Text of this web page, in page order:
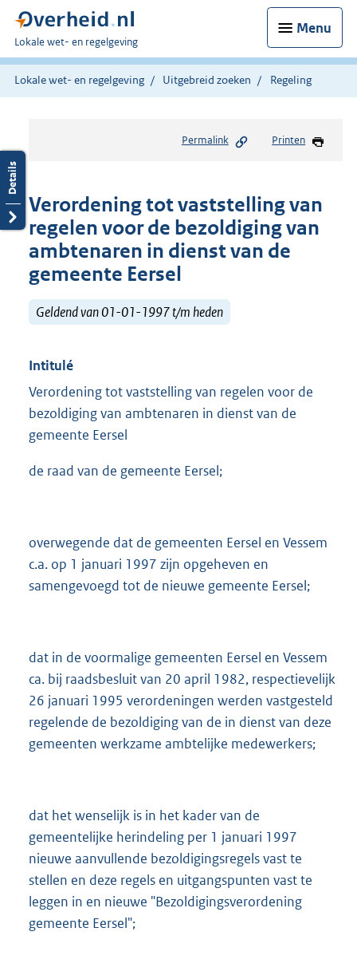
Menu
U
bent
hier:
Lokale wet- en regelgeving
Lokale wet- en regelgeving Uitgebreid zoeken Regeling
Permalink Printen
Verordening tot vaststelling van
regelen voor de bezoldiging van
ambtenaren in dienst van de
gemeente Eersel
Geldend van 01-01-1997 t/m heden
Intitulé
Verordening tot vaststelling van regelen voor de
bezoldiging van ambtenaren in dienst van de
gemeente Eersel
de raad van de gemeente Eersel;
overwegende dat de gemeenten Eersel en Vessem
c.a. op 1 januari 1997 zijn opgeheven en
samengevoegd tot de nieuwe gemeente Eersel;
dat in de voormalige gemeenten Eersel en Vessem
ca. bij raadsbesluit van 20 april 1982, respectievelijk
26 januari 1995 verordeningen werden vastgesteld
regelende de bezoldiging van de in dienst van deze
gemeenten werkzame ambtelijke medewerkers;
dat het wenselijk is in het kader van de
gemeentelijke herindeling per 1 januari 1997
nieuwe aanvullende bezoldigingsregels vast te
stellen en deze regels en uitgangspunten vast te
leggen in en nieuwe "Bezoldigingsverordening
gemeente Eersel";